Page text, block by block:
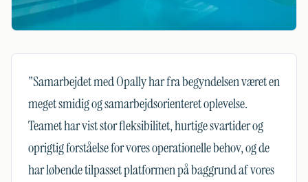
"Samarbejdet med Opally har fra begyndelsen været en
meget smidig og samarbejdsorienteret oplevelse.
Teamet har vist stor fleksibilitet, hurtige svartider og
oprigtig forståelse for vores operationelle behov, og de
har løbende tilpasset platformen på baggrund af vores